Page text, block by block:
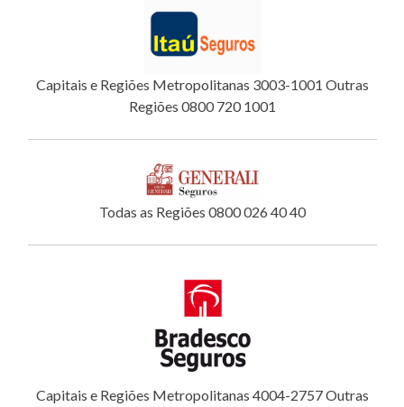
Capitais e Regiões Metropolitanas 3003-1001 Outras
Regiões 0800 720 1001
Todas as Regiões 0800 026 40 40
Capitais e Regiões Metropolitanas 4004-2757 Outras